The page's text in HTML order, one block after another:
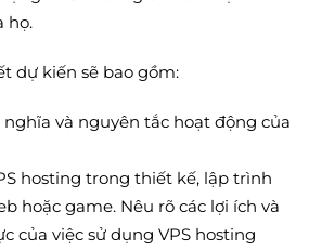
họ.
dự kiến sẽ bao gồm:
và nguyên tắc hoạt động của
hosting trong thiết kế, lập trình
hoặc game. Nêu rõ các lợi ích và
của việc sử dụng VPS hosting